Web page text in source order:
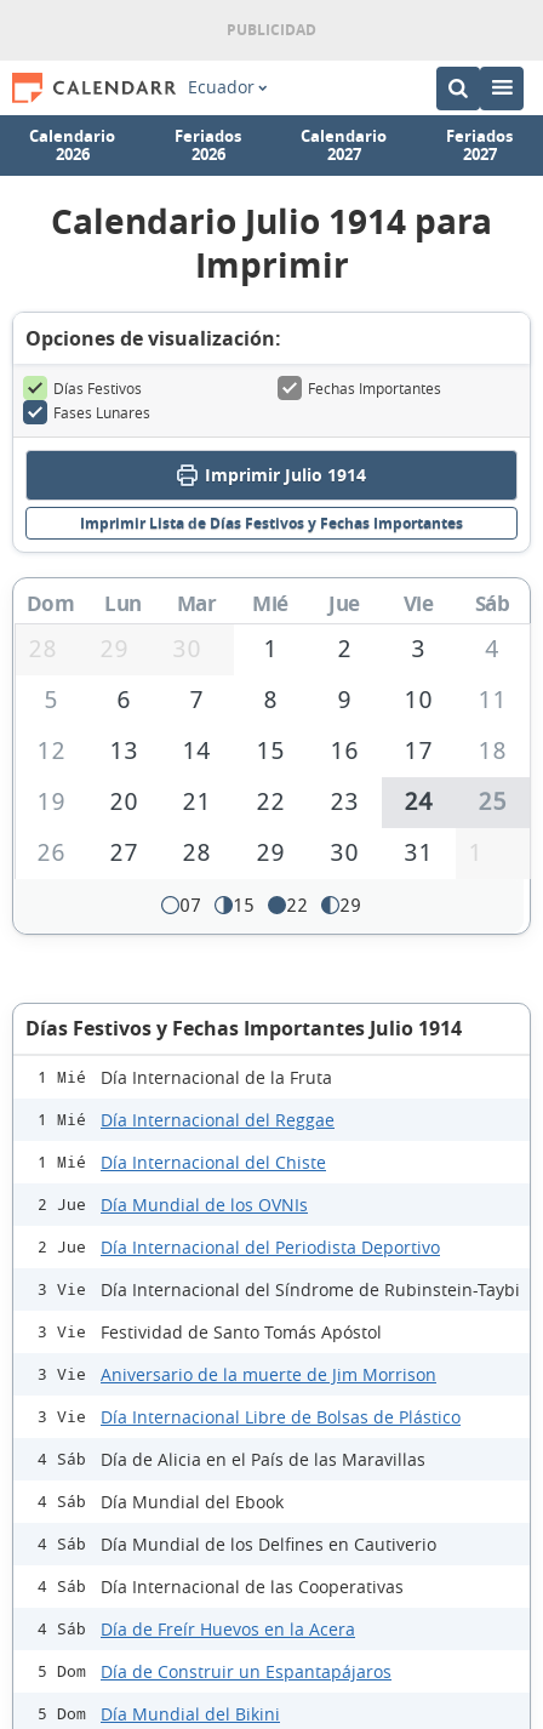
Ecuador
Calendario
2026
Feriados
2026
Calendario
2027
Feriados
2027
Calendario Julio 1914 para
Imprimir
Opciones de visualización:
Días Festivos
Fechas Importantes
Fases Lunares
Imprimir Julio 1914
Imprimir Lista de Días Festivos y Fechas Importantes
Dom Lun Mar Mié Jue Vie Sáb
28 29 30 1 2 3
4
5
6 7 8 9 10
11
12
13 14 15 16 17
18
19
20 21 22 23 24
25
26
27 28 29 30 31 1
07 15 22 29
Días Festivos y Fechas Importantes Julio 1914
1 Mié Día Internacional de la Fruta
1 Mié Día Internacional del Reggae
1 Mié Día Internacional del Chiste
2 Jue Día Mundial de los OVNIs
2 Jue Día Internacional del Periodista Deportivo
3 Vie Día Internacional del Síndrome de Rubinstein-Taybi
3 Vie Festividad de Santo Tomás Apóstol
3 Vie Aniversario de la muerte de Jim Morrison
3 Vie Día Internacional Libre de Bolsas de Plástico
4 Sáb Día de Alicia en el País de las Maravillas
4 Sáb Día Mundial del Ebook
4 Sáb Día Mundial de los Delfines en Cautiverio
4 Sáb Día Internacional de las Cooperativas
4 Sáb Día de Freír Huevos en la Acera
5 Dom Día de Construir un Espantapájaros
5 Dom Día Mundial del Bikini